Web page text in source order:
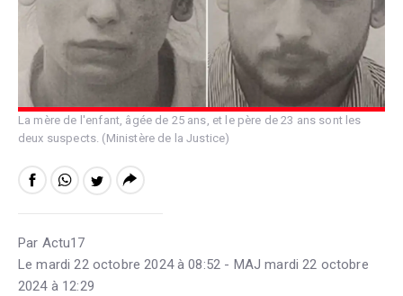
La mère de l'enfant, âgée de 25 ans, et le père de 23 ans sont les
deux suspects. (Ministère de la Justice)
Par Actu17
Le mardi 22 octobre 2024 à 08:52 - MAJ mardi 22 octobre
2024 à 12:29